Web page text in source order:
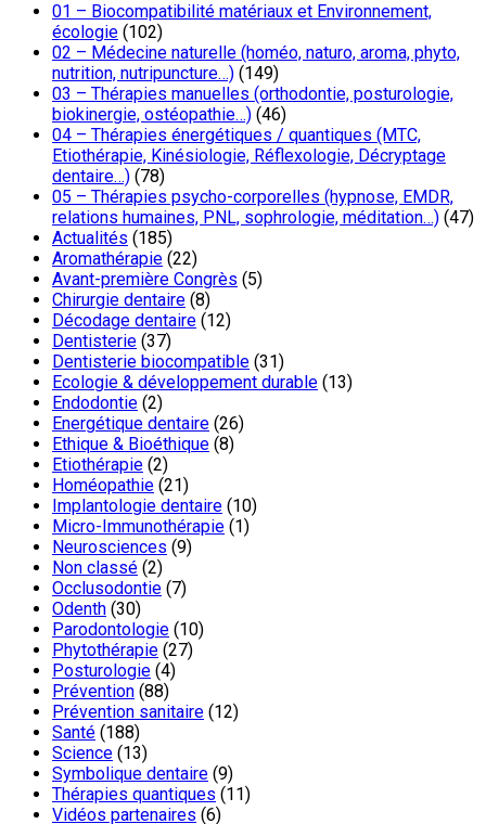
01 – Biocompatibilité matériaux et Environnement,
écologie (102)
02 – Médecine naturelle (homéo, naturo, aroma, phyto,
nutrition, nutripuncture…) (149)
03 – Thérapies manuelles (orthodontie, posturologie,
biokinergie, ostéopathie…) (46)
04 – Thérapies énergétiques / quantiques (MTC,
Etiothérapie, Kinésiologie, Réflexologie, Décryptage
dentaire…) (78)
05 – Thérapies psycho-corporelles (hypnose, EMDR,
relations humaines, PNL, sophrologie, méditation…) (47)
Actualités (185)
Aromathérapie (22)
Avant-première Congrès (5)
Chirurgie dentaire (8)
Décodage dentaire (12)
Dentisterie (37)
Dentisterie biocompatible (31)
Ecologie & développement durable (13)
Endodontie (2)
Energétique dentaire (26)
Ethique & Bioéthique (8)
Etiothérapie (2)
Homéopathie (21)
Implantologie dentaire (10)
Micro-Immunothérapie (1)
Neurosciences (9)
Non classé (2)
Occlusodontie (7)
Odenth (30)
Parodontologie (10)
Phytothérapie (27)
Posturologie (4)
Prévention (88)
Prévention sanitaire (12)
Santé (188)
Science (13)
Symbolique dentaire (9)
Thérapies quantiques (11)
Vidéos partenaires (6)